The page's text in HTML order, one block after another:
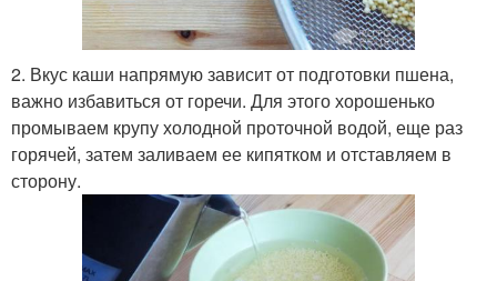
2. Вкус каши напрямую зависит от подготовки пшена,
важно избавиться от горечи. Для этого хорошенько
промываем крупу холодной проточной водой, еще раз
горячей, затем заливаем ее кипятком и отставляем в
сторону.